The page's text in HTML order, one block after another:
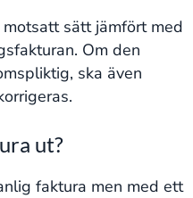
sätt jämfört med
Om den
ska även
ut?
faktura men med ett